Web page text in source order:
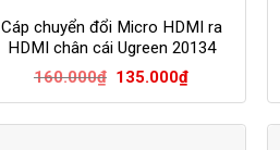
Cáp chuyển đổi Micro HDMI ra
HDMI chân cái Ugreen 20134
160.000₫ Giá
là:
160.000₫.
135.000₫Giá
tại
là: